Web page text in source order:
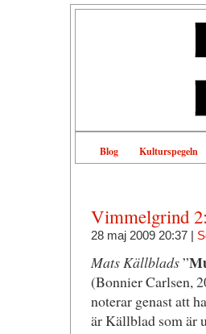
Blog Kulturspegeln
Vimmelgrind
28 maj 2009 20:37 |
Mats Källblads”
(Bonnier Carlsen,
noterar genast att
är Källblad som är